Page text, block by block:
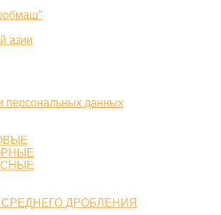
азии
персональных данных
ДРОБЛЕНИЯ